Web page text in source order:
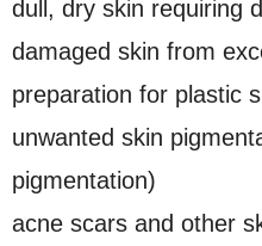
dull, dry skin requiring
damaged skin from
preparation for plastic
unwanted skin
pigmentation)
acne scars and other